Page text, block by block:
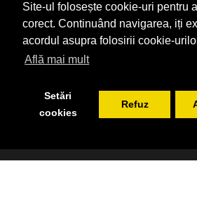
Site-ul folosește cookie-uri pentru
corect. Continuând navigarea, iți
acordul asupra folosirii cookie-
Află mai mult
Setări
cookies
Refuz
SUNTEM PE FACEBOOK